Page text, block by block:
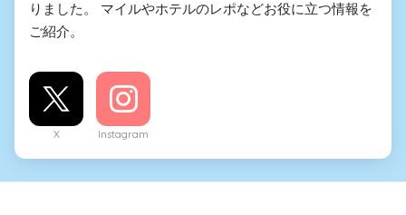
りました。 マイルやホテルのレポなどお役に立つ情報を
ご紹介。
X Instagram